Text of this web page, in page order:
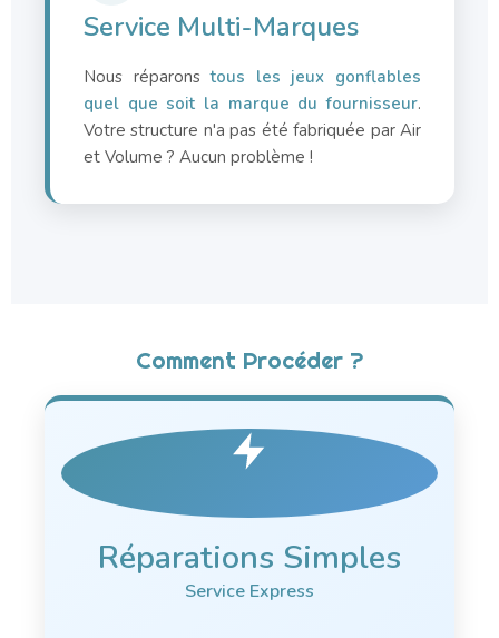
Service Multi-Marques
Nous réparonstous les jeux gonflables
quel que soit la marque du fournisseur.
Votre structure n'a pas été fabriquée par Air
et Volume ? Aucun problème !
Comment Procéder ?
Réparations Simples
Service Express